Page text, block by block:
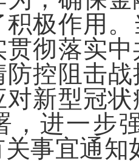
极作用
彻落实
防控阻击
新型冠
，进一步
事宜通知